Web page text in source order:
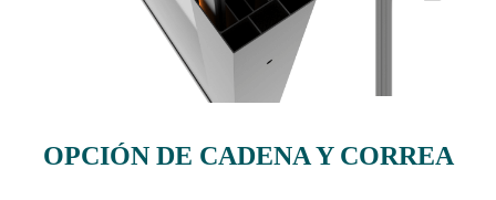
OPCIÓN DE CADENA Y CORREA